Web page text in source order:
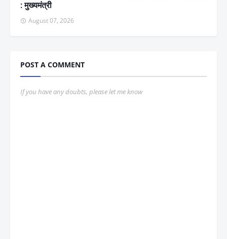
: मुख्यमंत्री
August 07, 2026
POST A COMMENT
If you have any doubts, please let me know